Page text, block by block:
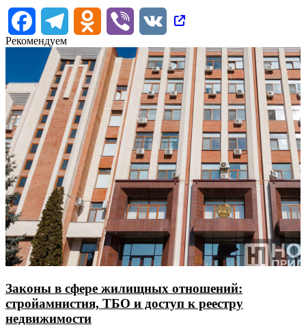
FacebookTelegram Odnoklassniki
Viber
VK
Рекомендуем
Законы в сфере жилищных отношений:
стройамнистия, ТБО и доступ к реестру
недвижимости